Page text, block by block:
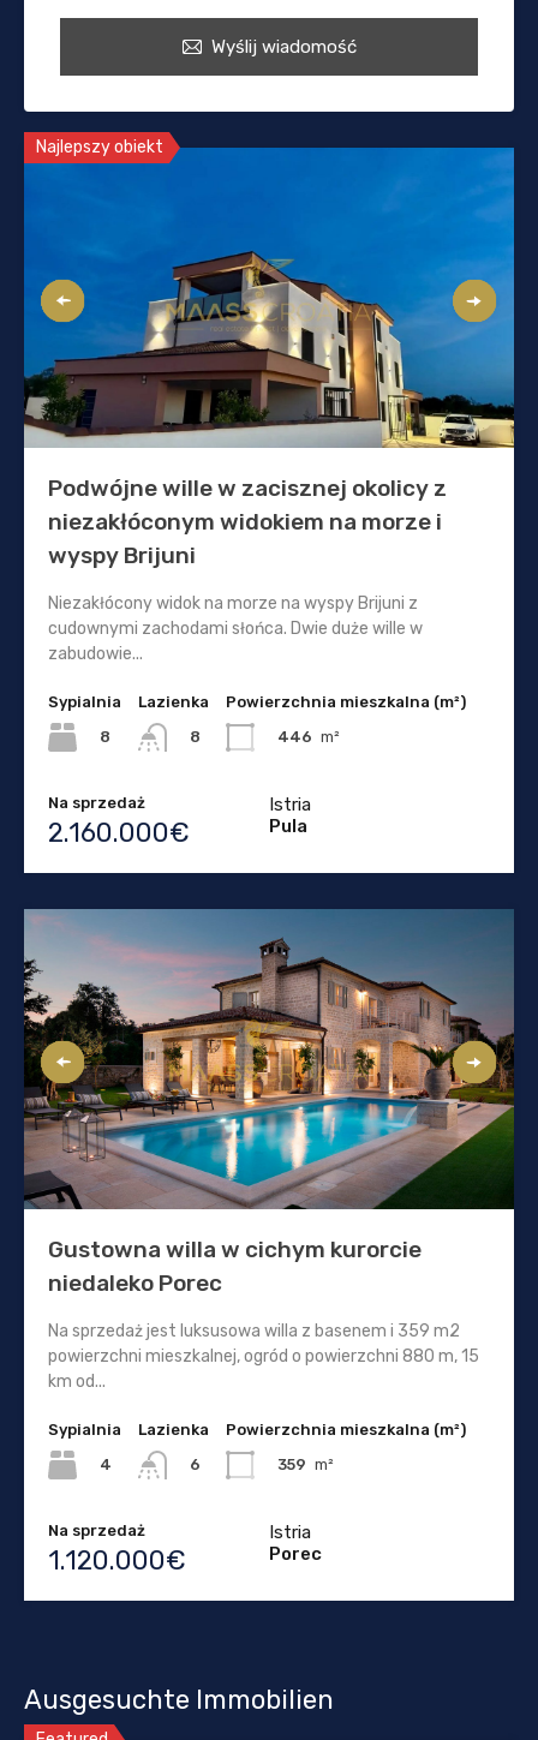
Wyślij wiadomość
Najlepszy obiekt
Podwójne wille w zacisznej okolicy z
niezakłóconym widokiem na morze i
wyspy Brijuni
Niezakłócony widok na morze na wyspy Brijuni z
cudownymi zachodami słońca. Dwie duże wille w
zabudowie...
Sypialnia
8
Lazienka
8
Powierzchnia mieszkalna (m²)
446 m²
Na sprzedaż
2.160.000€
Istria
Pula
Gustowna willa w cichym kurorcie
niedaleko Porec
Na sprzedaż jest luksusowa willa z basenem i 359 m2
powierzchni mieszkalnej, ogród o powierzchni 880 m, 15
km od...
Sypialnia
4
Lazienka
6
Powierzchnia mieszkalna (m²)
359 m²
Na sprzedaż
1.120.000€
Istria
Porec
Ausgesuchte Immobilien